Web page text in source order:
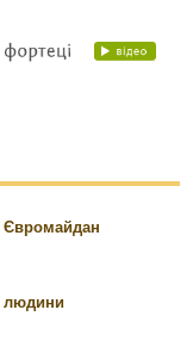
Євромайдан
людини